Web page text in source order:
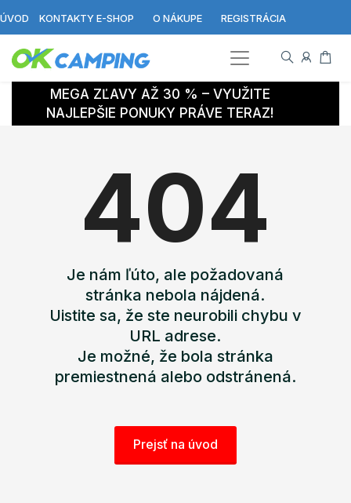
ÚVOD KONTAKTY E-SHOP O NÁKUPE REGISTRÁCIA
MEGA ZĽAVY AŽ 30 % – VYUŽITE
NAJLEPŠIE PONUKY PRÁVE TERAZ!
404
Je nám ľúto, ale požadovaná
stránka nebola nájdená.
Uistite sa, že ste neurobili chybu v
URL adrese.
Je možné, že bola stránka
premiestnená alebo odstránená.
Prejsť na úvod